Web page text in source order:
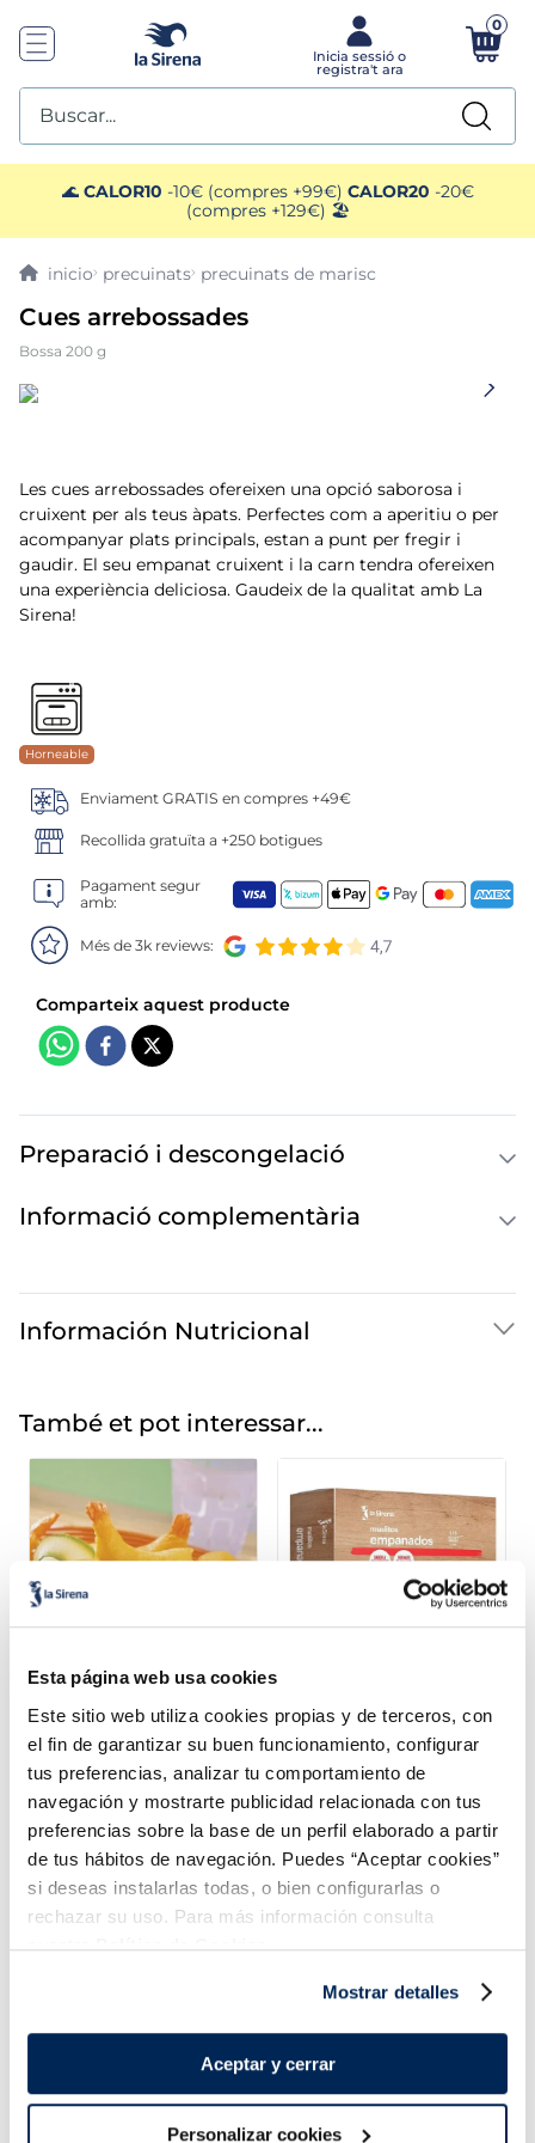
Esta página web usa cookies
Este sitio web utiliza cookies propias y de terceros, con
el fin de garantizar su buen funcionamiento, configurar
tus preferencias, analizar tu comportamiento de
navegación y mostrarte publicidad relacionada con tus
preferencias sobre la base de un perfil elaborado a partir
de tus hábitos de navegación. Puedes “Aceptar cookies”
si deseas instalarlas todas, o bien configurarlas o
rechazar su uso. Para más información consulta
nuestraPolítica de Cookies.
Mostrar detalles
Aceptar y cerrar
Personalizar cookies
0
Buscar...
🌊 CALOR10 -10€ (compres +99€) CALOR20 -20€
(compres +129€) 🏖️
precuinats precuinats de marisc
Cues arrebossades
Bossa 200 g
Les cues arrebossades ofereixen una opció saborosa i
cruixent per als teus àpats. Perfectes com a aperitiu o per
acompanyar plats principals, estan a punt per fregir i
gaudir. El seu empanat cruixent i la carn tendra ofereixen
una experiència deliciosa. Gaudeix de la qualitat amb La
Sirena!
Horneable
Enviament GRATIS en compres +49€
Recollida gratuïta a +250 botigues
Pagament segur
amb:
Més de 3k reviews:
Preparació i descongelació
Informació complementària
Información Nutricional
També et pot interessar...
Cua "Gabardina"
14,99 € Granel 21 g.
Añadir
Cuixetes de cranc
format extra
7,99 €
Caixa 1 kg
Añadir
Combina-ho i fes un menú de 10!
TOP SEARCHES
1. mariscos
3. ensaladilla
6. mejillon
7. calamar sirena
. tequeños
10. gambas peladas